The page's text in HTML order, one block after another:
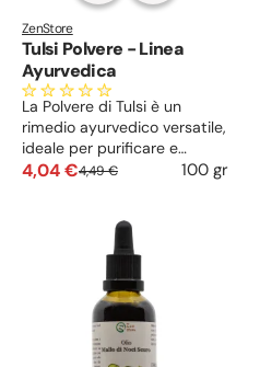
ZenStore
Tulsi Polvere - Linea
Ayurvedica
La Polvere di Tulsi è un
rimedio ayurvedico versatile,
ideale per purificare e
riequilibrare pelle e capelli,
4,04 €4,49 € 100 gr